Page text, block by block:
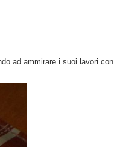
ad ammirare i suoi lavori con